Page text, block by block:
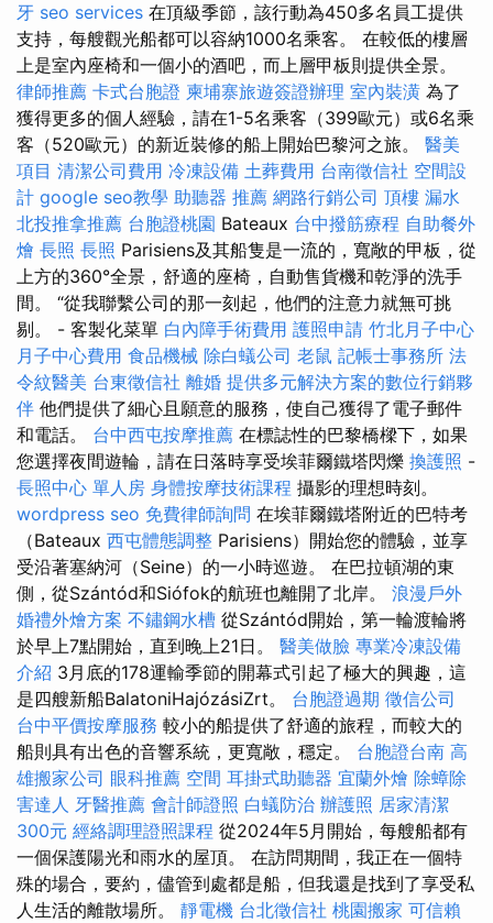
牙 seo services 在頂級季節，該行動為450多名員工提供
支持，每艘觀光船都可以容納1000名乘客。 在較低的樓層
上是室內座椅和一個小的酒吧，而上層甲板則提供全景。
律師推薦 卡式台胞證 柬埔寨旅遊簽證辦理 室內裝潢 為了
獲得更多的個人經驗，請在1-5名乘客（399歐元）或6名乘
客（520歐元）的新近裝修的船上開始巴黎河之旅。 醫美
項目 清潔公司費用 冷凍設備 土葬費用 台南徵信社 空間設
計 google seo教學 助聽器 推薦 網路行銷公司 頂樓 漏水
北投推拿推薦 台胞證桃園 Bateaux 台中撥筋療程 自助餐外
燴 長照 長照 Parisiens及其船隻是一流的，寬敞的甲板，從
上方的360°全景，舒適的座椅，自動售貨機和乾淨的洗手
間。 “從我聯繫公司的那一刻起，他們的注意力就無可挑
剔。 - 客製化菜單 白內障手術費用 護照申請 竹北月子中心
月子中心費用 食品機械 除白蟻公司 老鼠 記帳士事務所 法
令紋醫美 台東徵信社 離婚 提供多元解決方案的數位行銷夥
伴 他們提供了細心且願意的服務，使自己獲得了電子郵件
和電話。 台中西屯按摩推薦 在標誌性的巴黎橋樑下，如果
您選擇夜間遊輪，請在日落時享受埃菲爾鐵塔閃爍 換護照 -
長照中心 單人房 身體按摩技術課程 攝影的理想時刻。
wordpress seo 免費律師詢問 在埃菲爾鐵塔附近的巴特考
（Bateaux 西屯體態調整 Parisiens）開始您的體驗，並享
受沿著塞納河（Seine）的一小時巡遊。 在巴拉頓湖的東
側，從Szántód和Siófok的航班也離開了北岸。 浪漫戶外
婚禮外燴方案 不鏽鋼水槽 從Szántód開始，第一輪渡輪將
於早上7點開始，直到晚上21日。 醫美做臉 專業冷凍設備
介紹 3月底的178運輸季節的開幕式引起了極大的興趣，這
是四艘新船BalatoniHajózásiZrt。 台胞證過期 徵信公司
台中平價按摩服務 較小的船提供了舒適的旅程，而較大的
船則具有出色的音響系統，更寬敞，穩定。 台胞證台南 高
雄搬家公司 眼科推薦 空間 耳掛式助聽器 宜蘭外燴 除蟑除
害達人 牙醫推薦 會計師證照 白蟻防治 辦護照 居家清潔
300元 經絡調理證照課程 從2024年5月開始，每艘船都有
一個保護陽光和雨水的屋頂。 在訪問期間，我正在一個特
殊的場合，要約，儘管到處都是船，但我還是找到了享受私
人生活的離散場所。 靜電機 台北徵信社 桃園搬家 可信賴